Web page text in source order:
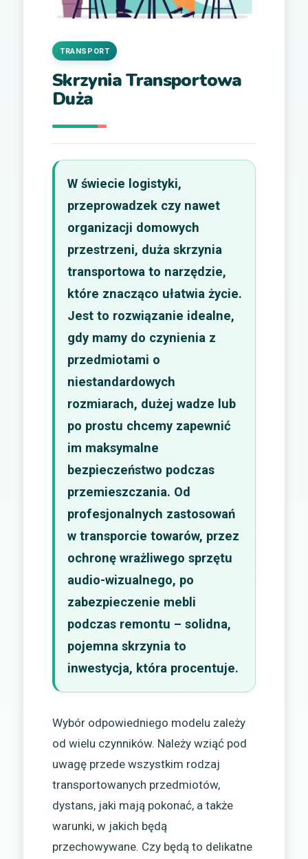
Skrzynia Transportowa
Duża
TRANSPORT
W świecie logistyki,
przeprowadzek czy nawet
organizacji domowych
przestrzeni, duża skrzynia
transportowa to narzędzie,
które znacząco ułatwia życie.
Jest to rozwiązanie idealne,
gdy mamy do czynienia z
przedmiotami o
niestandardowych
rozmiarach, dużej wadze lub
po prostu chcemy zapewnić
im maksymalne
bezpieczeństwo podczas
przemieszczania. Od
profesjonalnych zastosowań
w transporcie towarów, przez
ochronę wrażliwego sprzętu
audio-wizualnego, po
zabezpieczenie mebli
podczas remontu – solidna,
pojemna skrzynia to
inwestycja, która procentuje.
Wybór odpowiedniego modelu zależy
od wielu czynników. Należy wziąć pod
uwagę przede wszystkim rodzaj
transportowanych przedmiotów,
dystans, jaki mają pokonać, a także
warunki, w jakich będą
przechowywane. Czy będą to delikatne